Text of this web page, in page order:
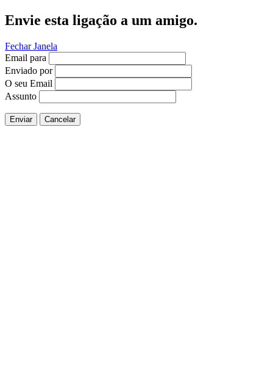
Envie esta ligação a um amigo.
Fechar Janela
Email para
Enviado por
O seu Email
Assunto
Enviar Cancelar